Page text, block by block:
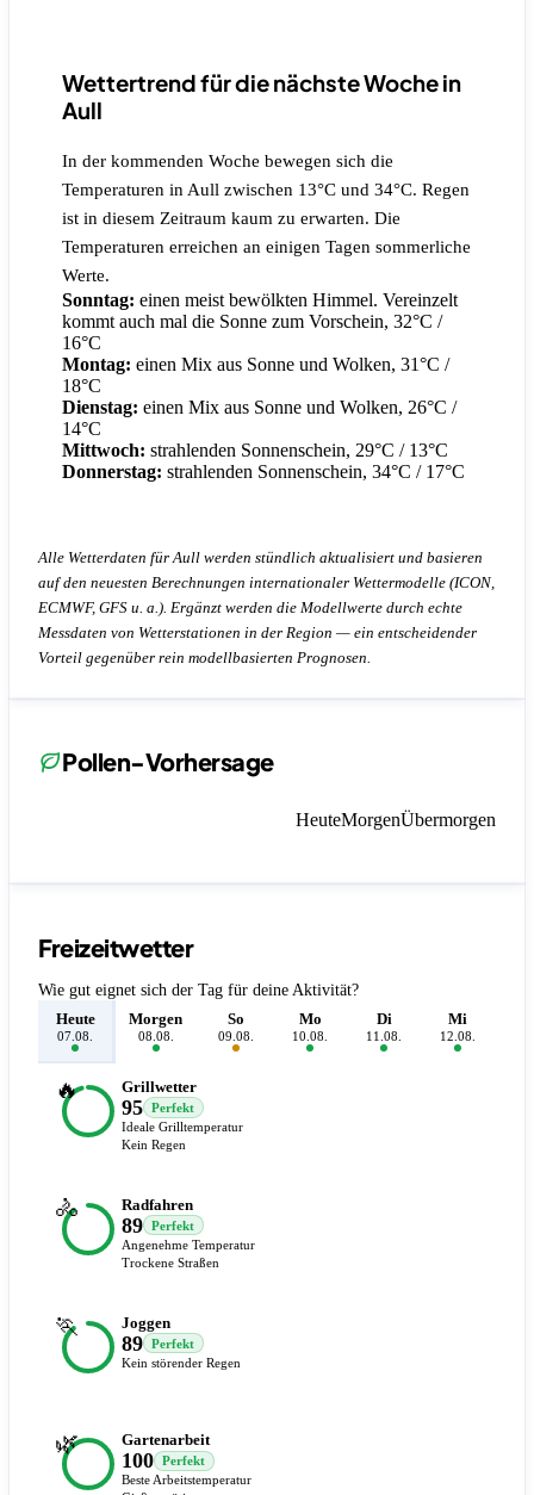
Wettertrend für die nächste Woche in
Aull
In der kommenden Woche bewegen sich die
Temperaturen in Aull zwischen 13°C und 34°C. Regen
ist in diesem Zeitraum kaum zu erwarten. Die
Temperaturen erreichen an einigen Tagen sommerliche
Werte.
Sonntag: einen meist bewölkten Himmel. Vereinzelt
kommt auch mal die Sonne zum Vorschein, 32°C /
16°C
Montag: einen Mix aus Sonne und Wolken, 31°C /
18°C
Dienstag: einen Mix aus Sonne und Wolken, 26°C /
14°C
Mittwoch: strahlenden Sonnenschein, 29°C / 13°C
Donnerstag: strahlenden Sonnenschein, 34°C / 17°C
Alle Wetterdaten für Aull werden stündlich aktualisiert und basieren
auf den neuesten Berechnungen internationaler Wettermodelle (ICON,
ECMWF, GFS u. a.). Ergänzt werden die Modellwerte durch echte
Messdaten von Wetterstationen in der Region — ein entscheidender
Vorteil gegenüber rein modellbasierten Prognosen.
Pollen-Vorhersage
HeuteMorgenÜbermorgen
Freizeitwetter
Wie gut eignet sich der Tag für deine Aktivität?
Heute
07.08.
Morgen
08.08.
So
09.08.
Mo
10.08.
Di
11.08.
Mi
12.08.
🔥 Grillwetter
95
Perfekt
Ideale Grilltemperatur
Kein Regen
🚴 Radfahren
89
Perfekt
Angenehme Temperatur
Trockene Straßen
🏃 Joggen
89
Perfekt
Kein störender Regen
🌿 Gartenarbeit
100
Perfekt
Beste Arbeitstemperatur